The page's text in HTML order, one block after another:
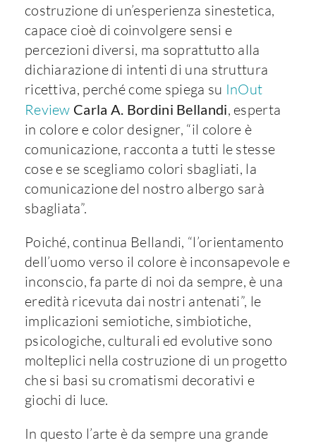
costruzione di un’esperienza sinestetica,
capace cioè di coinvolgere sensi e
percezioni diversi, ma soprattutto alla
dichiarazione di intenti di una struttura
ricettiva, perché come spiega su InOut
Review Carla A. Bordini Bellandi, esperta
in colore e color designer, “il colore è
comunicazione, racconta a tutti le stesse
cose e se scegliamo colori sbagliati, la
comunicazione del nostro albergo sarà
sbagliata”.
Poiché, continua Bellandi, “l’orientamento
dell’uomo verso il colore è inconsapevole e
inconscio, fa parte di noi da sempre, è una
eredità ricevuta dai nostri antenati”, le
implicazioni semiotiche, simbiotiche,
psicologiche, culturali ed evolutive sono
molteplici nella costruzione di un progetto
che si basi su cromatismi decorativi e
giochi di luce.
In questo l’arte è da sempre una grande